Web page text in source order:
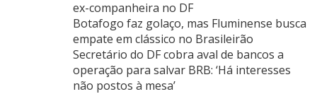
ex-companheira no DF
Botafogo faz golaço, mas Fluminense busca
empate em clássico no Brasileirão
Secretário do DF cobra aval de bancos a
operação para salvar BRB: ‘Há interesses
não postos à mesa’